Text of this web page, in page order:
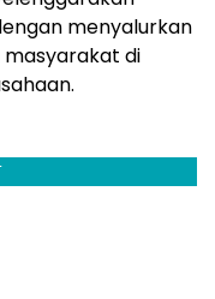
menyalurkan
di